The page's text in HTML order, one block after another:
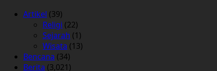
Artikel (39)
Religi (22)
Sejarah (1)
Wisata (13)
Bencana (34)
Berita (3,021)